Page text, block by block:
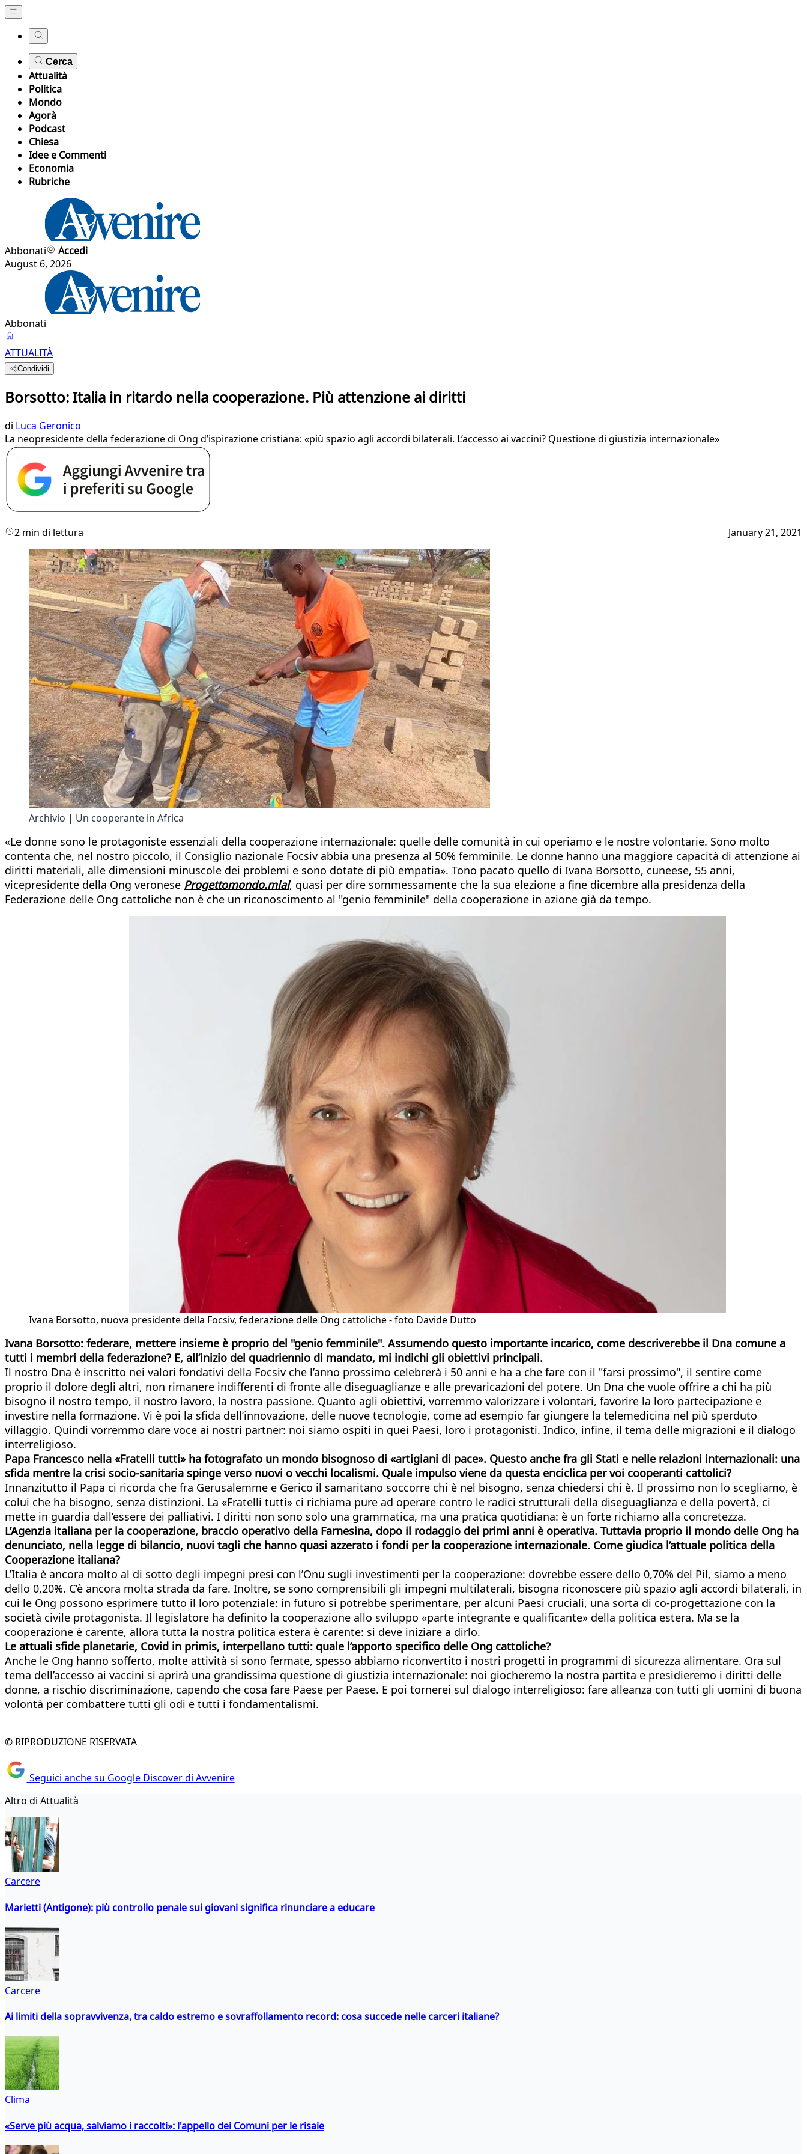
Cerca
Attualità
Politica
Mondo
Agorà
Podcast
Chiesa
Idee e Commenti
Economia
Rubriche
Abbonati
Accedi
August 6, 2026
Abbonati
ATTUALITÀ
Condividi
Borsotto: Italia in ritardo nella cooperazione. Più attenzione ai diritti
di Luca Geronico
La neopresidente della federazione di Ong d’ispirazione cristiana: «più spazio agli accordi bilaterali. L’accesso ai vaccini? Questione di giustizia internazionale»
2 min di lettura January 21, 2021
Archivio | Un cooperante in Africa
«Le donne sono le protagoniste essenziali della cooperazione internazionale: quelle delle comunità in cui operiamo e le nostre volontarie. Sono molto
contenta che, nel nostro piccolo, il Consiglio nazionale Focsiv abbia una presenza al 50% femminile. Le donne hanno una maggiore capacità di attenzione ai
diritti materiali, alle dimensioni minuscole dei problemi e sono dotate di più empatia». Tono pacato quello di Ivana Borsotto, cuneese, 55 anni,
vicepresidente della Ong veronese Progettomondo.mlal, quasi per dire sommessamente che la sua elezione a fine dicembre alla presidenza della
Federazione delle Ong cattoliche non è che un riconoscimento al "genio femminile" della cooperazione in azione già da tempo.
Ivana Borsotto, nuova presidente della Focsiv, federazione delle Ong cattoliche - foto Davide Dutto
Ivana Borsotto: federare, mettere insieme è proprio del "genio femminile". Assumendo questo importante incarico, come descriverebbe il Dna comune a
tutti i membri della federazione? E, all’inizio del quadriennio di mandato, mi indichi gli obiettivi principali.
Il nostro Dna è inscritto nei valori fondativi della Focsiv che l’anno prossimo celebrerà i 50 anni e ha a che fare con il "farsi prossimo", il sentire come
proprio il dolore degli altri, non rimanere indifferenti di fronte alle diseguaglianze e alle prevaricazioni del potere. Un Dna che vuole offrire a chi ha più
bisogno il nostro tempo, il nostro lavoro, la nostra passione. Quanto agli obiettivi, vorremmo valorizzare i volontari, favorire la loro partecipazione e
investire nella formazione. Vi è poi la sfida dell’innovazione, delle nuove tecnologie, come ad esempio far giungere la telemedicina nel più sperduto
villaggio. Quindi vorremmo dare voce ai nostri partner: noi siamo ospiti in quei Paesi, loro i protagonisti. Indico, infine, il tema delle migrazioni e il dialogo
interreligioso.
Papa Francesco nella «Fratelli tutti» ha fotografato un mondo bisognoso di «artigiani di pace». Questo anche fra gli Stati e nelle relazioni internazionali: una
sfida mentre la crisi socio-sanitaria spinge verso nuovi o vecchi localismi. Quale impulso viene da questa enciclica per voi cooperanti cattolici?
Innanzitutto il Papa ci ricorda che fra Gerusalemme e Gerico il samaritano soccorre chi è nel bisogno, senza chiedersi chi è. Il prossimo non lo scegliamo, è
colui che ha bisogno, senza distinzioni. La «Fratelli tutti» ci richiama pure ad operare contro le radici strutturali della diseguaglianza e della povertà, ci
mette in guardia dall’essere dei palliativi. I diritti non sono solo una grammatica, ma una pratica quotidiana: è un forte richiamo alla concretezza.
L’Agenzia italiana per la cooperazione, braccio operativo della Farnesina, dopo il rodaggio dei primi anni è operativa. Tuttavia proprio il mondo delle Ong ha
denunciato, nella legge di bilancio, nuovi tagli che hanno quasi azzerato i fondi per la cooperazione internazionale. Come giudica l’attuale politica della
Cooperazione italiana?
L’Italia è ancora molto al di sotto degli impegni presi con l’Onu sugli investimenti per la cooperazione: dovrebbe essere dello 0,70% del Pil, siamo a meno
dello 0,20%. C’è ancora molta strada da fare. Inoltre, se sono comprensibili gli impegni multilaterali, bisogna riconoscere più spazio agli accordi bilaterali, in
cui le Ong possono esprimere tutto il loro potenziale: in futuro si potrebbe sperimentare, per alcuni Paesi cruciali, una sorta di co-progettazione con la
società civile protagonista. Il legislatore ha definito la cooperazione allo sviluppo «parte integrante e qualificante» della politica estera. Ma se la
cooperazione è carente, allora tutta la nostra politica estera è carente: si deve iniziare a dirlo.
Le attuali sfide planetarie, Covid in primis, interpellano tutti: quale l’apporto specifico delle Ong cattoliche?
Anche le Ong hanno sofferto, molte attività si sono fermate, spesso abbiamo riconvertito i nostri progetti in programmi di sicurezza alimentare. Ora sul
tema dell’accesso ai vaccini si aprirà una grandissima questione di giustizia internazionale: noi giocheremo la nostra partita e presidieremo i diritti delle
donne, a rischio discriminazione, capendo che cosa fare Paese per Paese. E poi tornerei sul dialogo interreligioso: fare alleanza con tutti gli uomini di buona
volontà per combattere tutti gli odi e tutti i fondamentalismi.
© RIPRODUZIONE RISERVATA
Seguici anche su Google Discover di Avvenire
Altro di Attualità
Carcere
Marietti (Antigone): più controllo penale sui giovani significa rinunciare a educare
Carcere
Ai limiti della sopravvivenza, tra caldo estremo e sovraffollamento record: cosa succede nelle carceri italiane?
Clima
«Serve più acqua, salviamo i raccolti»: l'appello dei Comuni per le risaie